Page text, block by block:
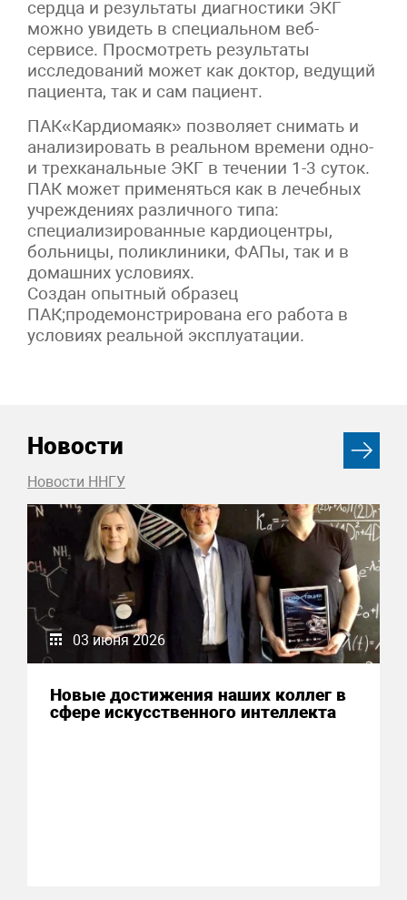
сердца и результаты диагностики ЭКГ
можно увидеть в специальном веб-
сервисе. Просмотреть результаты
исследований может как доктор, ведущий
пациента, так и сам пациент.
ПАК«Кардиомаяк» позволяет снимать и
анализировать в реальном времени одно-
и трехканальные ЭКГ в течении 1-3 суток.
ПАК может применяться как в лечебных
учреждениях различного типа:
специализированные кардиоцентры,
больницы, поликлиники, ФАПы, так и в
домашних условиях.
Создан опытный образец
ПАК;продемонстрирована его работа в
условиях реальной эксплуатации.
Новости
Новости ННГУ
03 июня 2026
Новые достижения наших коллег в
сфере искусственного интеллекта